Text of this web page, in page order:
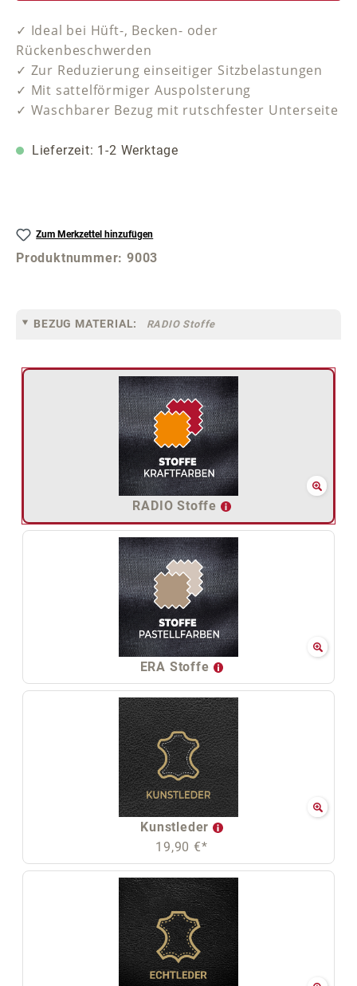
✓ Ideal bei Hüft-, Becken- oder
Rückenbeschwerden
✓ Zur Reduzierung einseitiger Sitzbelastungen
✓ Mit sattelförmiger Auspolsterung
✓ Waschbarer Bezug mit rutschfester Unterseite
Lieferzeit: 1-2 Werktage
Zum Merkzettel hinzufügen
Produktnummer:9003
BEZUG MATERIAL: RADIO Stoffe
RADIO Stoffe
ERA Stoffe
Kunstleder
19,90 €*